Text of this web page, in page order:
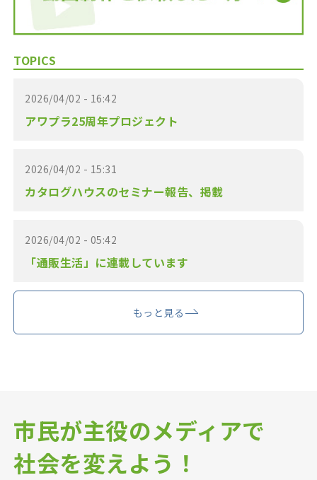
TOPICS
2026/04/02 - 16:42
アワプラ25周年プロジェクト
2026/04/02 - 15:31
カタログハウスのセミナー報告、掲載
2026/04/02 - 05:42
「通販生活」に連載しています
もっと見る
市民が主役のメディアで
社会を変えよう！